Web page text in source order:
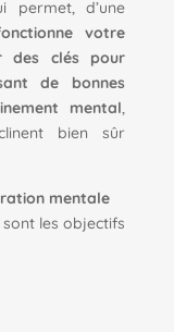
permet, d’une
votre
des clés pour
de bonnes
mental,
bien sûr
mentale
les objectifs